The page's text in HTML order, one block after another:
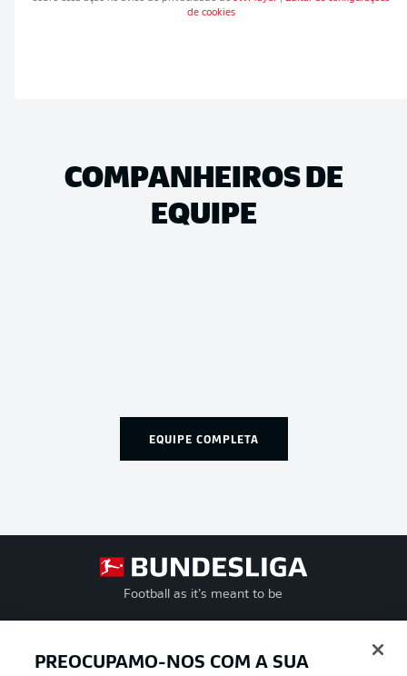
de cookies
COMPANHEIROS DE
EQUIPE
EQUIPE COMPLETA
Football as it’s meant to be
PREOCUPAMO-NOS COM A SUA